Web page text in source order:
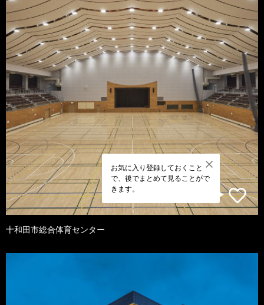
お気に入り登録しておくこと
で、後でまとめて見ることがで
きます。
十和田市総合体育センター